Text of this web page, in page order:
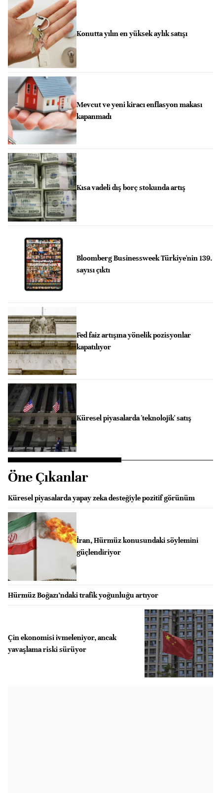
Konutta yılın en yüksek aylık satışı
Mevcut ve yeni kiracı enflasyon makası
kapanmadı
Kısa vadeli dış borç stokunda artış
Bloomberg Businessweek Türkiye'nin 139.
sayısı çıktı
Fed faiz artışına yönelik pozisyonlar
kapatılıyor
Küresel piyasalarda 'teknolojik' satış
Öne Çıkanlar
Küresel piyasalarda yapay zeka desteğiyle pozitif görünüm
İran, Hürmüz konusundaki söylemini
güçlendiriyor
Hürmüz Boğazı’ndaki trafik yoğunluğu artıyor
Çin ekonomisi ivmeleniyor, ancak
yavaşlama riski sürüyor